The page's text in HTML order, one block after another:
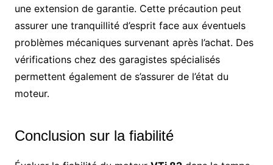
une extension de garantie. Cette précaution peut
assurer une tranquillité d’esprit face aux éventuels
problèmes mécaniques survenant après l’achat. Des
vérifications chez des garagistes spécialisés
permettent également de s’assurer de l’état du
moteur.
Conclusion sur la fiabilité